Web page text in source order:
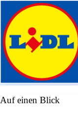
Auf einen Blick